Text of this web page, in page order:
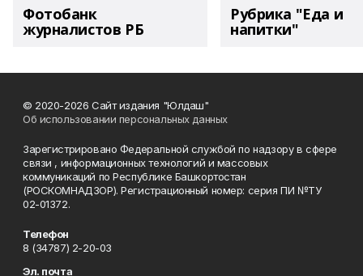
Фотобанк
журналистов РБ
Рубрика "Еда и
напитки"
© 2020-2026 Сайт издания "Юлдаш"
Об использовании персональных данных
Зарегистрировано Федеральной службой по надзору в сфере
связи , информационных технологий и массовых
коммуникаций по Республике Башкортостан
(РОСКОМНАДЗОР). Регистрационный номер: серия ПИ №ТУ
02-01372.
Телефон
8 (34787) 2-20-03
Эл. почта